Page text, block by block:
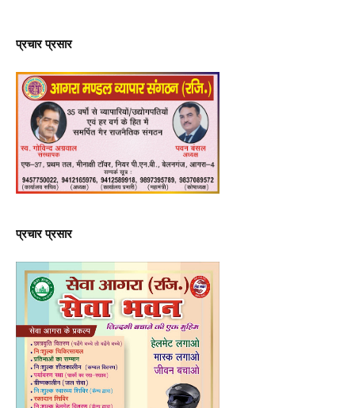
प्रचार प्रसार
प्रचार प्रसार